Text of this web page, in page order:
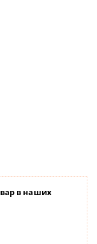
в наших